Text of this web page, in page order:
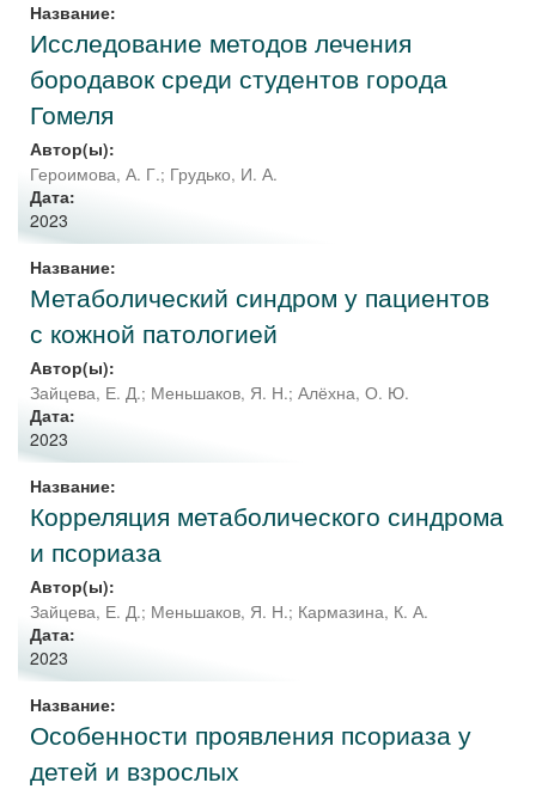
Название:
Исследование методов лечения
бородавок среди студентов города
Гомеля
Автор(ы):
Героимова, А. Г.; Грудько, И. А.
Дата:
2023
Название:
Метаболический синдром у пациентов
с кожной патологией
Автор(ы):
Зайцева, Е. Д.; Меньшаков, Я. Н.; Алёхна, О. Ю.
Дата:
2023
Название:
Корреляция метаболического синдрома
и псориаза
Автор(ы):
Зайцева, Е. Д.; Меньшаков, Я. Н.; Кармазина, К. А.
Дата:
2023
Название:
Особенности проявления псориаза у
детей и взрослых